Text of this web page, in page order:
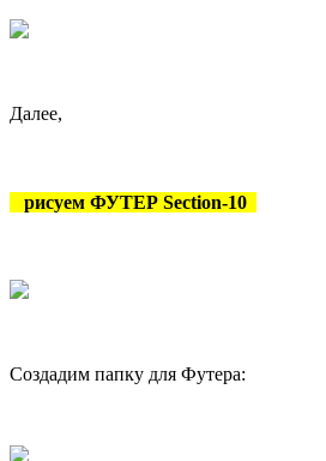
Далее,
рисуем ФУТЕР Section-10
Создадим папку для Футера: